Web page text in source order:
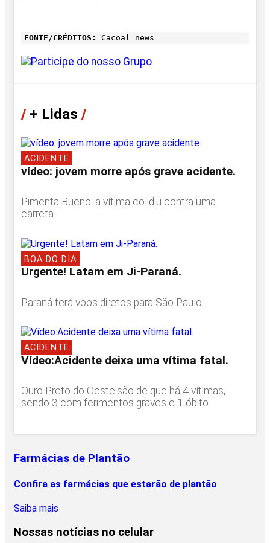
FONTE/CRÉDITOS: Cacoal news
/+ Lidas /
ACIDENTE
vídeo: jovem morre após grave acidente.
Pimenta Bueno: a vítima colidiu contra uma
carreta.
BOA DO DIA
Urgente! Latam em Ji-Paraná.
Paraná terá voos diretos para São Paulo.
ACIDENTE
Vídeo:Acidente deixa uma vítima fatal.
Ouro Preto do Oeste:são de que há 4 vítimas,
sendo 3 com ferimentos graves e 1 óbito.
Farmácias de Plantão
Confira as farmácias que estarão de plantão
Saiba mais
Nossas notícias no celular